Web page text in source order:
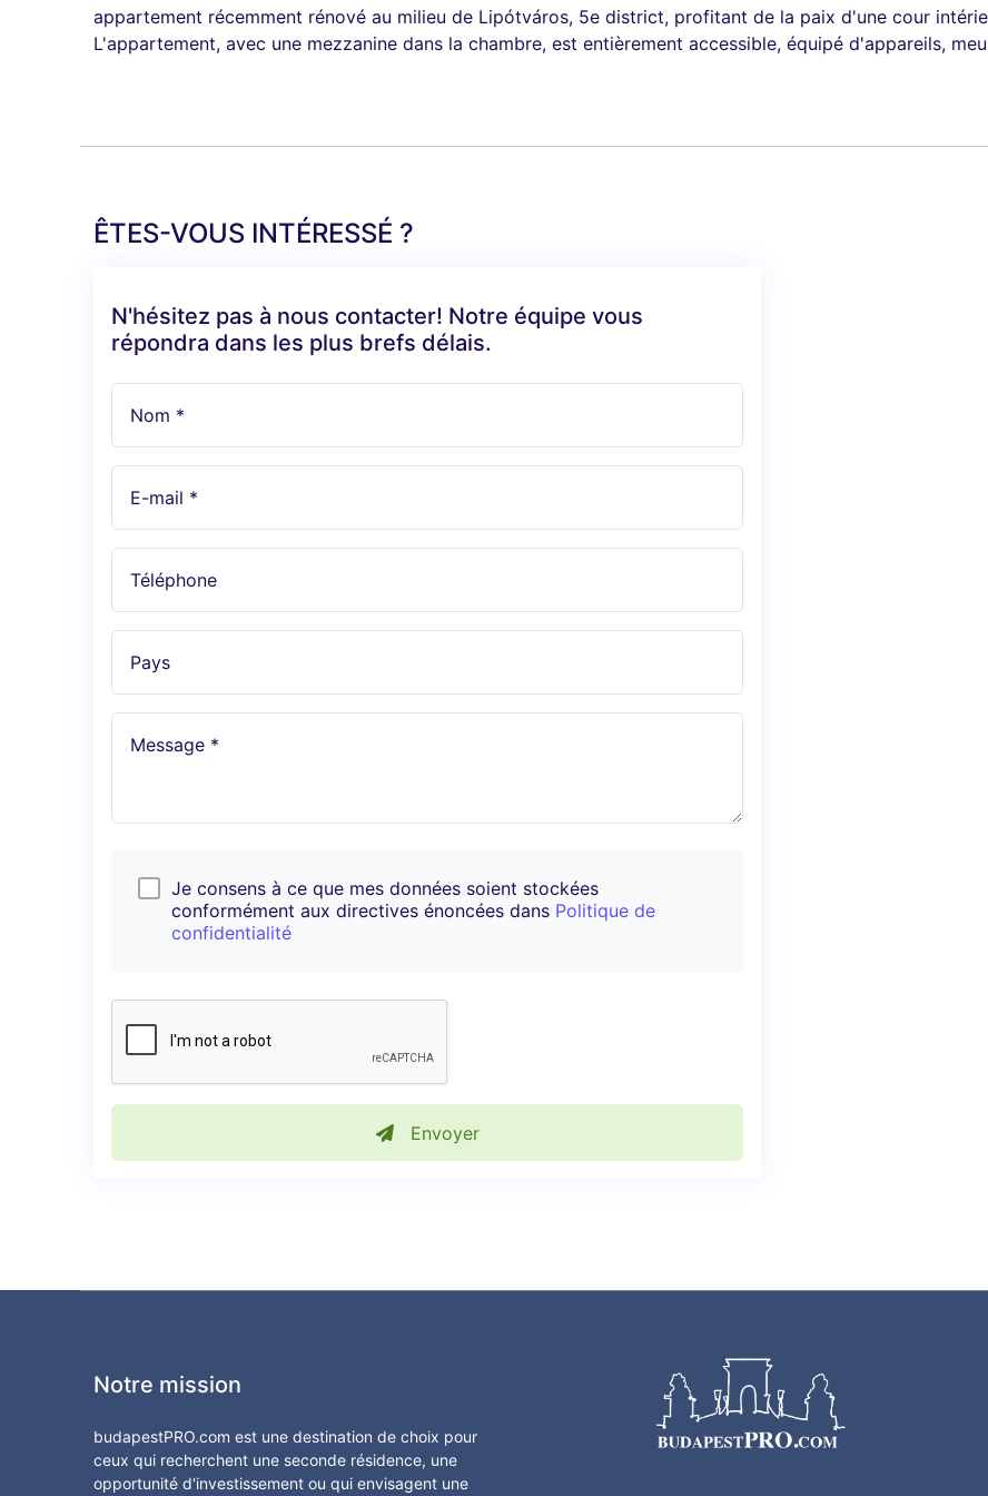
appartement récemment rénové au milieu de Lipótváros, 5e district, profitant de la paix d'une cour
L'appartement, avec une mezzanine dans la chambre, est entièrement accessible, équipé d'appareils,
ÊTES-VOUS INTÉRESSÉ ?
N'hésitez pas à nous contacter! Notre équipe vous
répondra dans les plus brefs délais.
Nom *
E-mail *
Téléphone
Pays
Message *
Je consens à ce que mes données soient stockées
conformément aux directives énoncées dans Politique de
confidentialité
Envoyer
Notre mission
budapestPRO.com est une destination de choix pour
ceux qui recherchent une seconde résidence, une
opportunité d'investissement ou qui envisagent une